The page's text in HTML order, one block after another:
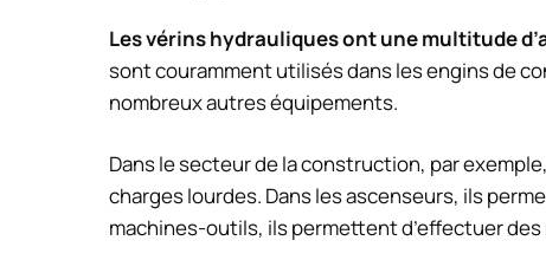
Les vérins hydrauliques ont une multitude
sont couramment utilisés dans les engins de
nombreux autres équipements.
Dans le secteur de la construction, par
charges lourdes. Dans les ascenseurs, ils
machines-outils, ils permettent d’effectuer